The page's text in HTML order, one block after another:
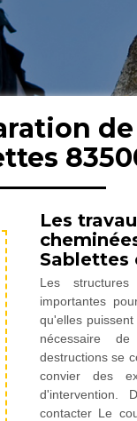
Les
Sablettes
Les
importantes
qu'elles
nécessaire
destructions se
convier des
contacter Le